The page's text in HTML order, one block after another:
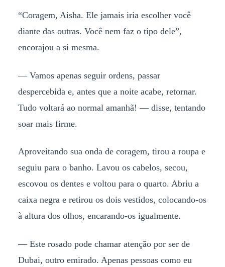
“Coragem, Aisha. Ele jamais iria escolher você
diante das outras. Você nem faz o tipo dele”,
encorajou a si mesma.
— Vamos apenas seguir ordens, passar
despercebida e, antes que a noite acabe, retornar.
Tudo voltará ao normal amanhã! — disse, tentando
soar mais firme.
Aproveitando sua onda de coragem, tirou a roupa e
seguiu para o banho. Lavou os cabelos, secou,
escovou os dentes e voltou para o quarto. Abriu a
caixa negra e retirou os dois vestidos, colocando-os
à altura dos olhos, encarando-os igualmente.
— Este rosado pode chamar atenção por ser de
Dubai, outro emirado. Apenas pessoas como eu